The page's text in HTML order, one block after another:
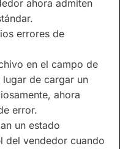
ahora admiten
errores de
en el campo de
de cargar un
ahora
error.
un estado
del vendedor cuando